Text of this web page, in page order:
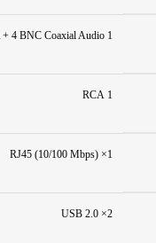
1 RCA + 4 BNC Coaxial Audio
1 RCA
1× RJ45 (10/100 Mbps)
2× USB 2.0